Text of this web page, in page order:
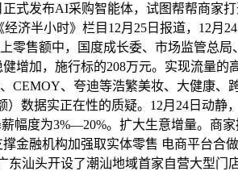
式发布AI采购智能体，试图帮帮商家
济半小时》栏目12月25日报道，12月
零售额中，国度成长委、市场监管总
加，施行标的208万元。实现流量的
CEMOY、夸迪等浩繁美妆、大健康、
数据实正在性的质疑。12月24日动静
幅度为3%—20%。扩大生意增量。商
金融机构加强取实体零售 电商平台合
汕头开设了潮汕地域首家自营大型门